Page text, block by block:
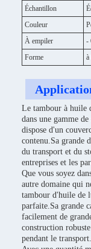
Échantillon
Couleur
À empiler
-
Forme
à
Le tambour à huile
dans une gamme
dispose d'un
contenu.Sa grande
du transport et du
entreprises et les
Que vous soyez
autre domaine qui
tambour d'huile de
parfaite.Sa grande
facilement de
construction
pendant le transport.